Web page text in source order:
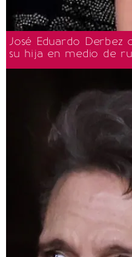
José Eduardo Derbez
su hija en medio de